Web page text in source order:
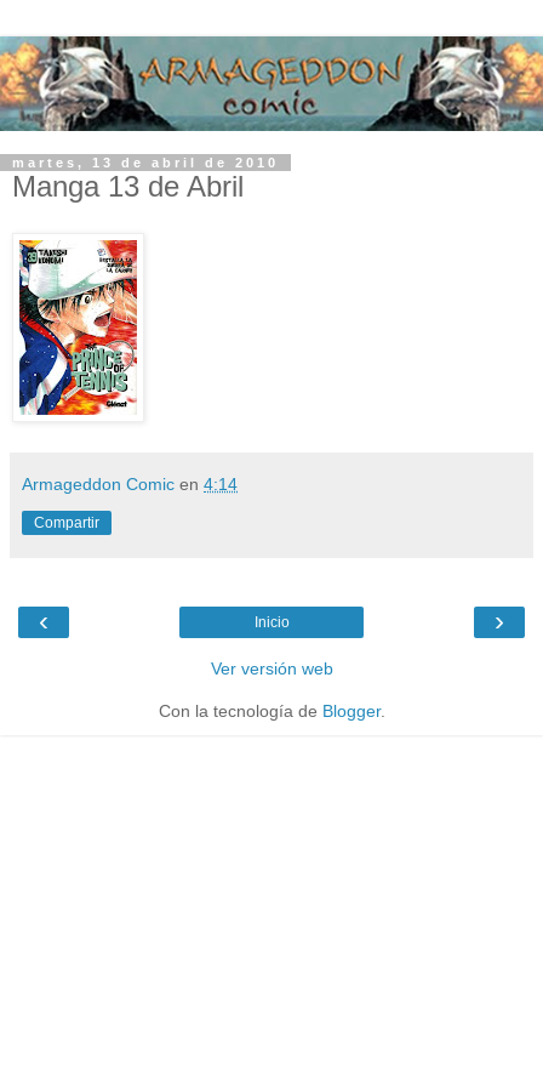
martes, 13 de abril de 2010
Manga 13 de Abril
Armageddon Comic en 4:14
Compartir
‹ ›
Inicio
Ver versión web
Con la tecnología de Blogger.